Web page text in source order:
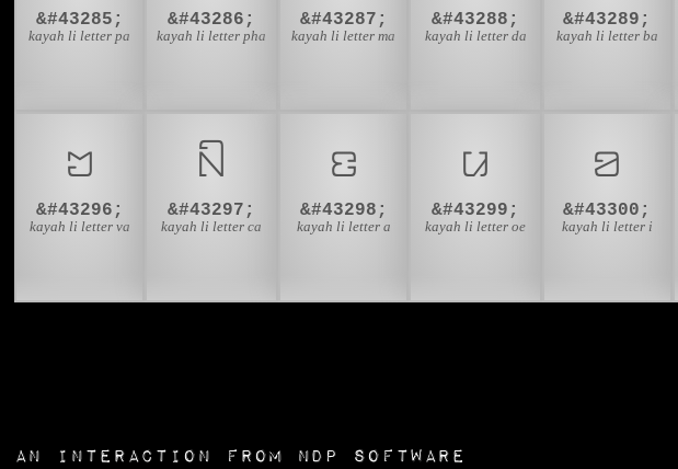
&#43285;
kayah li letter pa
&#43286;
kayah li letter pha
&#43287;
kayah li letter ma
&#43288;
kayah li letter da
&#43289;
kayah li letter ba
ꤠ
&#43296;
kayah li letter va
ꤡ
&#43297;
kayah li letter ca
ꤢ
&#43298;
kayah li letter a
ꤣ
&#43299;
kayah li letter oe
ꤤ
&#43300;
kayah li letter i
an interaction from NDP Software